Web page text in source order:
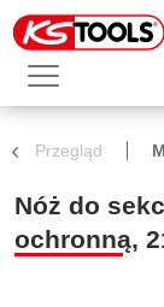
Przegląd
Nóż do
ochronną,